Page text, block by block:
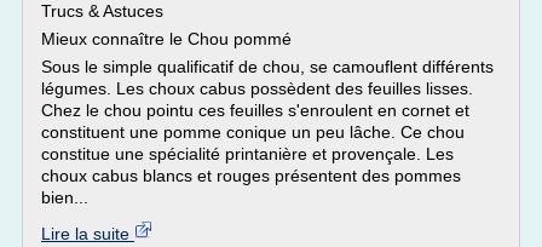
Trucs & Astuces
Mieux connaître le Chou pommé
Sous le simple qualificatif de chou, se camouflent différents
légumes. Les choux cabus possèdent des feuilles lisses.
Chez le chou pointu ces feuilles s'enroulent en cornet et
constituent une pomme conique un peu lâche. Ce chou
constitue une spécialité printanière et provençale. Les
choux cabus blancs et rouges présentent des pommes
bien...
Lire la suite